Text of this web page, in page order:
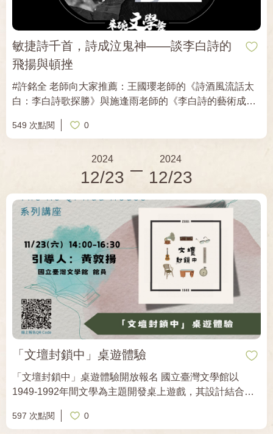
敏捷詩千首，詩成泣鬼神——談李白詩的
飛揚與頓挫
#許銘全 老師向大家推薦：王國瓔老師的《詩酒風流話太
白：李白詩歌探勝》與施逢雨老師的《李白詩的藝術成就
「李白生平簡介」、「李白詩歌概覽」，及論述李白詩作
調，書寫客觀可信的李白生平，同時仔細分析李白的不同
詩作，為讀者說明李白詩歌的特色。 《李白詩的藝術成就
求仙活動如何影響他的詩作；第3到5章則細論李白的詩歌
體裁與文學傳承。 讀完這兩本書，對於李白其人與其作品
的認識，一定會大大地提升！ 當然，參加「來碗文學餐」
講座，讓許銘全老師幫大家劃重點，就可以更快進入李白
的詩歌世界囉。 ｜時間｜ 「古典詩詞賞析」：樂府詩、陶
淵明、謝靈運、李白、杜甫、辛棄疾 2024年12月7日
（六）至2025年1月11日（六），14:00-16:00 ｜地點｜
紀州庵文學森林新館3樓人文講堂（台北市中正區同安街
107號） ｜報名費｜ ★單堂500元。 ★單系列有「古典詩
詞賞析」6堂、「戲曲小說導讀」6堂、「現代小說專題」
6堂，優惠價2400元，紀州庵舊學員優惠價2200元！ ★3
風流話太白：李白詩歌探勝》（聯經，2010年） 施逢雨，
《李白詩的藝術成就（修訂版）》（斑馬線，2016年）
549 次點閱 0
2024
12/23
2024
12/23
「文壇封鎖中」桌遊體驗
「文壇封鎖中」桌遊體驗開放報名 國立臺灣文學館以
1949-1992年間文學為主題開發桌上遊戲，其設計結合臺
與作品，乃至被查禁的書刊。遊戲中「特殊事件」的設
597 次點閱 0